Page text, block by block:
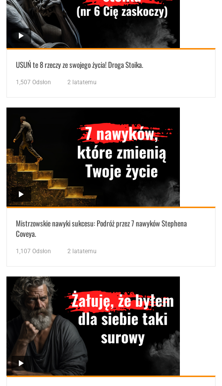
USUŃ te 8 rzeczy ze swojego życia! Droga Stoika.
1,507 Odsłon 2 latatemu
Mistrzowskie nawyki sukcesu: Podróż przez 7 nawyków Stephena
Coveya.
1,107 Odsłon 2 latatemu